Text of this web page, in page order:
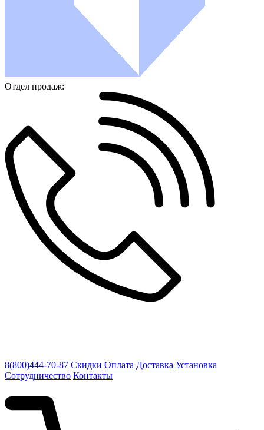
Отдел продаж:
8(800)444-70-87 Скидки Оплата Доставка Установка
Сотрудничество Контакты